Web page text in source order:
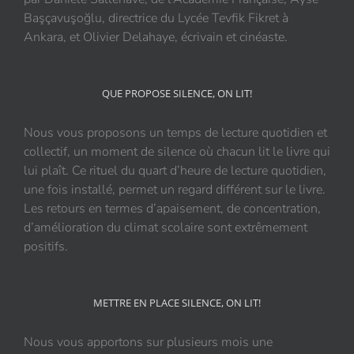
Başçavuşoğlu, directrice du Lycée Tevfik Fikret à
Ankara, et Olivier Delahaye, écrivain et cinéaste.
QUE PROPOSE SILENCE, ON LIT!
Nous vous proposons un temps de lecture quotidien et
collectif, un moment de silence où chacun lit le livre qui
lui plaît. Ce rituel du quart d’heure de lecture quotidien,
une fois installé, permet un regard différent sur le livre.
Les retours en termes d’apaisement, de concentration,
d’amélioration du climat scolaire sont extrêmement
positifs.
METTRE EN PLACE SILENCE, ON LIT!
Nous vous apportons sur plusieurs mois une